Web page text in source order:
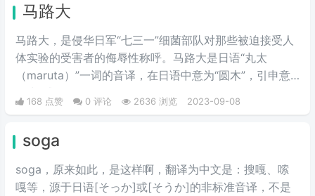
着“哈基米”，因为曲调魔性而洗
脑，加之主人公可爱的性格而被网
友广为流传。经过网友们的调音，
也就成为了大家所熟悉的背景音
乐。 “哈基米”的流行正是因为这一
首洗脑的BGM，这首很可爱的日语
歌词，配合旋律比较洗脑。
马路大
马路大，是侵华日军“七三一”细菌部队对那些被迫接受人
体实验的受害者的侮辱性称呼。马路大是日语“丸太
（maruta）”一词的音译，在日语中意为“圆木”，引申意
168 点赞 0 评论 2636 浏览 2023-09-08
soga
soga，原来如此，是这样啊，翻译为中文是：搜嘎、嗦
嘎等，源于日语[そっか]或[そうか]的非标准音译，不是